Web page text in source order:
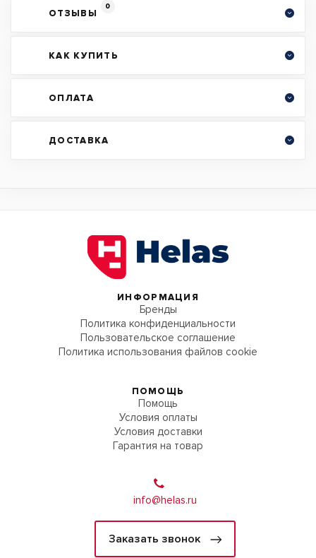
ОТЗЫВЫ
0
КАК КУПИТЬ
ОПЛАТА
ДОСТАВКА
ИНФОРМАЦИЯ
Бренды
Политика конфиденциальности
Пользовательское соглашение
Политика использования файлов cookie
ПОМОЩЬ
Помощь
Условия оплаты
Условия доставки
Гарантия на товар
info@helas.ru
Заказать звонок